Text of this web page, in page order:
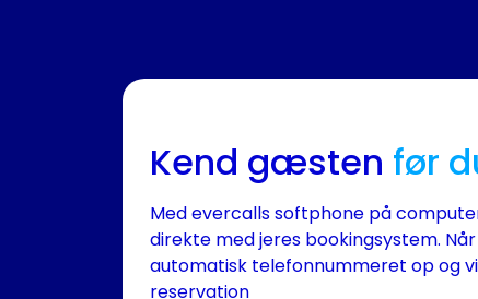
Kend gæsten før
Med evercalls softphone på
direkte med jeres bookingsystem.
automatisk telefonnummeret op og
reservation